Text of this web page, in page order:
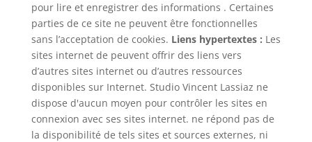
pour lire et enregistrer des informations . Certaines
parties de ce site ne peuvent être fonctionnelles
sans l’acceptation de cookies. Liens hypertextes : Les
sites internet de peuvent offrir des liens vers
d’autres sites internet ou d’autres ressources
disponibles sur Internet. Studio Vincent Lassiaz ne
dispose d'aucun moyen pour contrôler les sites en
connexion avec ses sites internet. ne répond pas de
la disponibilité de tels sites et sources externes, ni